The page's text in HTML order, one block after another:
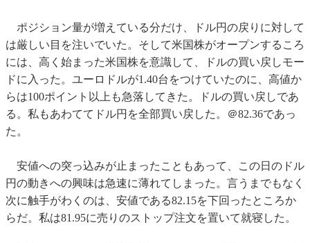
ポジション量が増えている分だけ、ドル円の戻りに対して
は厳しい目を注いでいた。そして米国株がオープンするころ
には、高く始まった米国株を意識して、ドルの買い戻しモー
ドに入った。ユーロドルが1.40台をつけていたのに、高値か
らは100ポイント以上も急落してきた。ドルの買い戻しであ
る。私もあわててドル円を全部買い戻した。＠82.36であっ
た。
安値への突っ込みが止まったこともあって、この日のドル
円の動きへの興味は急速に薄れてしまった。言うまでもなく
次に触手がわくのは、安値である82.15を下回ったところか
らだ。私は81.95に売りのストップ注文を置いて就寝した。